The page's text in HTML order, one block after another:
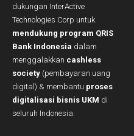
dukungan InterActive
Technologies Corp untuk
mendukung program QRIS
Bank Indonesia dalam
menggalakkan cashless
society (pembayaran uang
digital) & membantu proses
digitalisasi bisnis UKM di
seluruh Indonesia.